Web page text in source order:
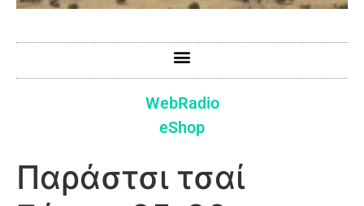
WebRadio
eShop
Παράστσι τσαί